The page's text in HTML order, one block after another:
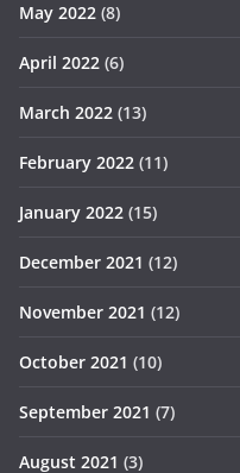
May 2022 (8)
April 2022 (6)
March 2022 (13)
February 2022 (11)
January 2022 (15)
December 2021 (12)
November 2021 (12)
October 2021 (10)
September 2021 (7)
August 2021 (3)